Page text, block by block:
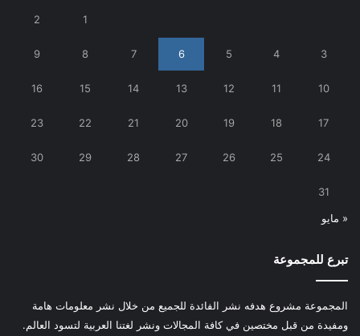
1
2
3
4
5
6
7
8
9
10
11
12
13
14
15
16
17
18
19
20
21
22
23
24
25
26
27
28
29
30
31
« مايو
تبرع للمجموعة
المجموعة مشروع هدفه نشر الفائدة للجميع من خلال نشر معلومات هامة
ومفيدة من قبل مختصين في كافة المجالات ونشر لغتنا العربية لتسود العالم.